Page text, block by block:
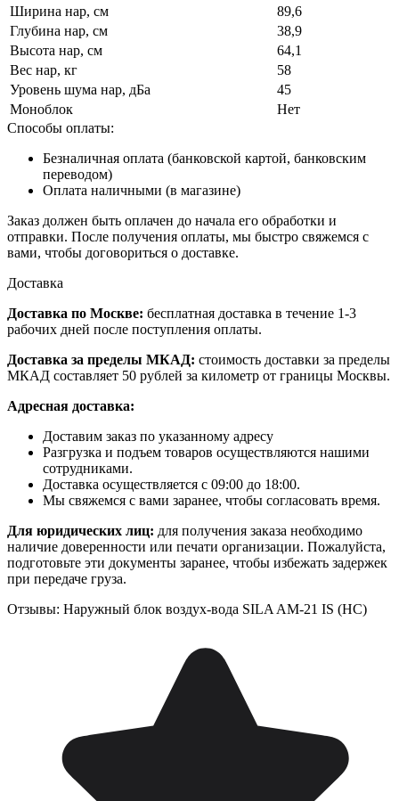
Ширина нар, см
89,6
Глубина нар, см
38,9
Высота нар, см
64,1
Вес нар, кг
58
Уровень шума нар, дБа
45
Моноблок
Нет
Способы оплаты:
Безналичная оплата (банковской картой, банковским
переводом)
Оплата наличными (в магазине)
Заказ должен быть оплачен до начала его обработки и
отправки. После получения оплаты, мы быстро свяжемся с
вами, чтобы договориться о доставке.
Доставка
Доставка по Москве: бесплатная доставка в течение 1-3
рабочих дней после поступления оплаты.
Доставка за пределы МКАД: стоимость доставки за пределы
МКАД составляет 50 рублей за километр от границы Москвы.
Адресная доставка:
Доставим заказ по указанному адресу
Разгрузка и подъем товаров осуществляются нашими
сотрудниками.
Доставка осуществляется с 09:00 до 18:00.
Мы свяжемся с вами заранее, чтобы согласовать время.
Для юридических лиц: для получения заказа необходимо
наличие доверенности или печати организации. Пожалуйста,
подготовьте эти документы заранее, чтобы избежать задержек
при передаче груза.
Отзывы: Наружный блок воздух-вода SILA AM-21 IS (НC)